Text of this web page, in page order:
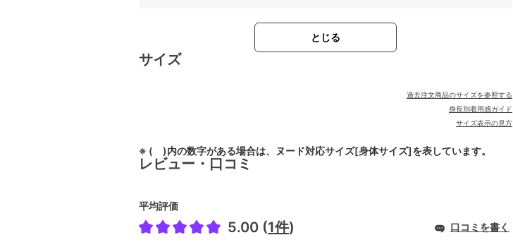
とじる
サイズ
過去注文商品のサイズを参照する
身長別着用感ガイド
サイズ表示の見方
※ ( )内の数字がある場合は、ヌード対応サイズ[身体サイズ]を表しています。
レビュー・口コミ
平均評価
5.00 (1件) 口コミを書く